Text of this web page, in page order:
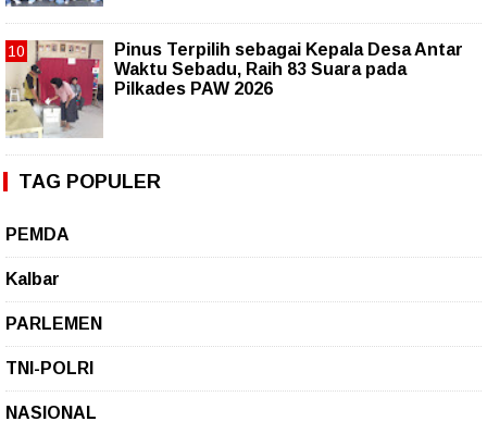
Pinus Terpilih sebagai Kepala Desa Antar
Waktu Sebadu, Raih 83 Suara pada
Pilkades PAW 2026
TAG POPULER
PEMDA
Kalbar
PARLEMEN
TNI-POLRI
NASIONAL